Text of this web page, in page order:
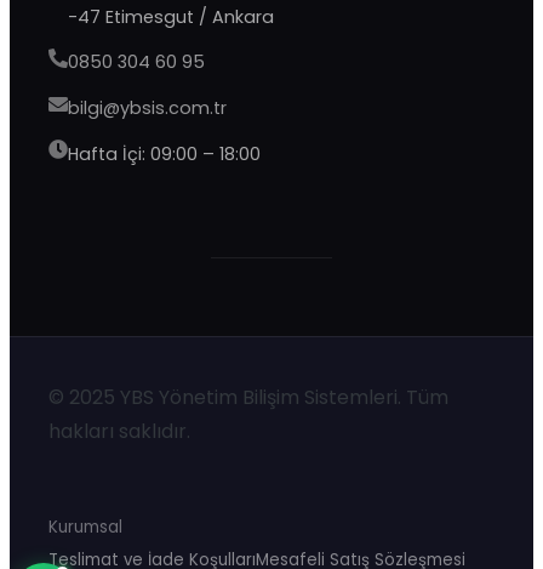
-47 Etimesgut / Ankara
0850 304 60 95
bilgi@ybsis.com.tr
Hafta İçi: 09:00 – 18:00
© 2025 YBS Yönetim Bilişim Sistemleri. Tüm
hakları saklıdır.
Kurumsal
Teslimat ve İade KoşullarıMesafeli Satış Sözleşmesi
Genellikle birkaç dakika içinde yanıtlıyoruz